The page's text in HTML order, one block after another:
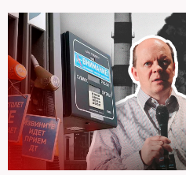
деятелем Михаилом